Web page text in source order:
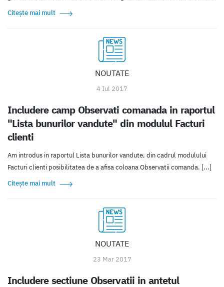
Citește mai mult
NOUTATE
4 Iul 2017
Includere camp Observati comanada in raportul
"Lista bunurilor vandute" din modulul Facturi
clienti
Am introdus in raportul Lista bunurilor vandute, din cadrul modulului
Facturi clienti posibilitatea de a afisa coloana Observatii comanda. [...]
Citește mai mult
NOUTATE
23 Mar 2017
Includere sectiune Observatii in antetul